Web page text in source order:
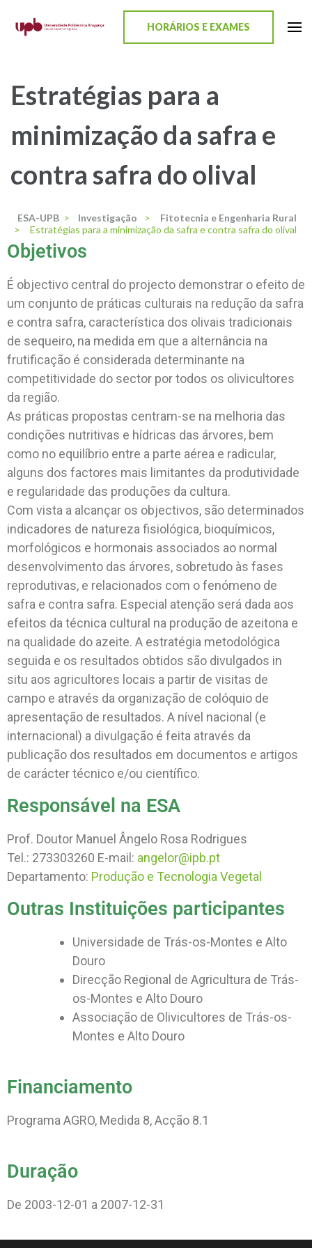
HORÁRIOS E EXAMES
Estratégias para a
minimização da safra e
contra safra do olival
ESA-UPB > Investigação >
Fitotecnia e Engenharia Rural
>
Estratégias para a minimização da safra e contra safra do olival
Objetivos
É objectivo central do projecto demonstrar o efeito de
um conjunto de práticas culturais na redução da safra
e contra safra, característica dos olivais tradicionais
de sequeiro, na medida em que a alternância na
frutificação é considerada determinante na
competitividade do sector por todos os olivicultores
da região.
As práticas propostas centram-se na melhoria das
condições nutritivas e hídricas das árvores, bem
como no equilíbrio entre a parte aérea e radicular,
alguns dos factores mais limitantes da produtividade
e regularidade das produções da cultura.
Com vista a alcançar os objectivos, são determinados
indicadores de natureza fisiológica, bioquímicos,
morfológicos e hormonais associados ao normal
desenvolvimento das árvores, sobretudo às fases
reprodutivas, e relacionados com o fenómeno de
safra e contra safra. Especial atenção será dada aos
efeitos da técnica cultural na produção de azeitona e
na qualidade do azeite. A estratégia metodológica
seguida e os resultados obtidos são divulgados in
situ aos agricultores locais a partir de visitas de
campo e através da organização de colóquio de
apresentação de resultados. A nível nacional (e
internacional) a divulgação é feita através da
publicação dos resultados em documentos e artigos
de carácter técnico e/ou científico.
Responsável na ESA
Prof. Doutor Manuel Ângelo Rosa Rodrigues
Tel.: 273303260 E-mail: angelor@ipb.pt
Departamento: Produção e Tecnologia Vegetal
Outras Instituições participantes
Universidade de Trás-os-Montes e Alto
Douro
Direcção Regional de Agricultura de Trás-
os-Montes e Alto Douro
Associação de Olivicultores de Trás-os-
Montes e Alto Douro
Financiamento
Programa AGRO, Medida 8, Acção 8.1
Duração
De 2003-12-01 a 2007-12-31